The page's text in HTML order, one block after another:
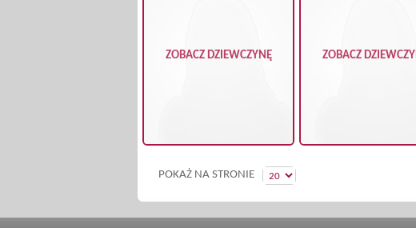
ZOBACZ DZIEWCZYNĘ ZOBACZ
POKAŻ NA STRONIE